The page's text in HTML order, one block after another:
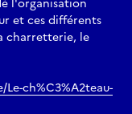
et ces différents
charretterie, le
ch%C3%A2teau-